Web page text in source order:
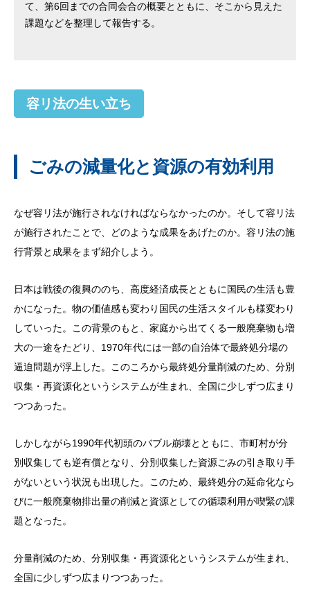
て、第6回までの合同会合の概要とともに、そこから見えた
課題などを整理して報告する。
容リ法の生い立ち
ごみの減量化と資源の有効利用
なぜ容リ法が施行されなければならなかったのか。そして容リ法
が施行されたことで、どのような成果をあげたのか。容リ法の施
行背景と成果をまず紹介しよう。
日本は戦後の復興ののち、高度経済成長とともに国民の生活も豊
かになった。物の価値感も変わり国民の生活スタイルも様変わり
していった。この背景のもと、家庭から出てくる一般廃棄物も増
大の一途をたどり、1970年代には一部の自治体で最終処分場の
逼迫問題が浮上した。このころから最終処分量削減のため、分別
収集・再資源化というシステムが生まれ、全国に少しずつ広まり
つつあった。
しかしながら1990年代初頭のバブル崩壊とともに、市町村が分
別収集しても逆有償となり、分別収集した資源ごみの引き取り手
がないという状況も出現した。このため、最終処分の延命化なら
びに一般廃棄物排出量の削減と資源としての循環利用が喫緊の課
題となった。
分量削減のため、分別収集・再資源化というシステムが生まれ、
全国に少しずつ広まりつつあった。